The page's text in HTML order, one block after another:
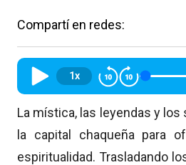
Compartí en redes:
1x
La mística, las leyendas y
la capital chaqueña para
espiritualidad. Trasladando